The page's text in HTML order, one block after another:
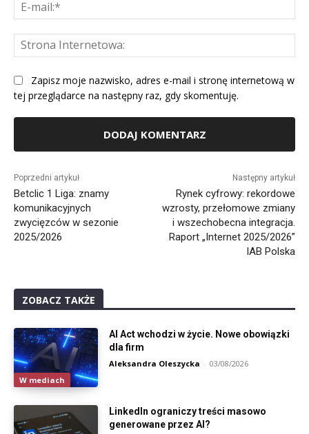
Zapisz moje nazwisko, adres e-mail i stronę internetową w
tej przeglądarce na następny raz, gdy skomentuję.
Poprzedni artykuł
Betclic 1 Liga: znamy
komunikacyjnych
zwycięzców w sezonie
2025/2026
Następny artykuł
Rynek cyfrowy: rekordowe
wzrosty, przełomowe zmiany
i wszechobecna integracja.
Raport „Internet 2025/2026”
IAB Polska
ZOBACZ TAKŻE
W mediach
AI Act wchodzi w życie. Nowe obowiązki
dla firm
Aleksandra Oleszycka - 03/08/2026
LinkedIn ograniczy treści masowo
generowane przez AI?